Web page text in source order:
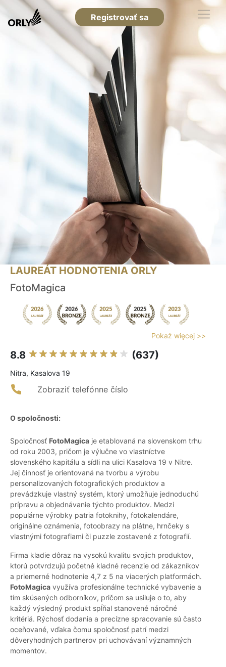
Registrovať sa
LAUREÁT HODNOTENIA ORLY
FotoMagica
Pokaż więcej >>
8.8 (637)
Nitra, Kasalova 19
Zobraziť telefónne číslo
O spoločnosti:
Spoločnosť FotoMagica je etablovaná na slovenskom trhu
od roku 2003, pričom je výlučne vo vlastníctve
slovenského kapitálu a sídli na ulici Kasalova 19 v Nitre.
Jej činnosť je orientovaná na tvorbu a výrobu
personalizovaných fotografických produktov a
prevádzkuje vlastný systém, ktorý umožňuje jednoduchú
prípravu a objednávanie týchto produktov. Medzi
populárne výrobky patria fotoknihy, fotokalendáre,
originálne oznámenia, fotoobrazy na plátne, hrnčeky s
vlastnými fotografiami či puzzle zostavené z fotografií.
Firma kladie dôraz na vysokú kvalitu svojich produktov,
ktorú potvrdzujú početné kladné recenzie od zákazníkov
a priemerné hodnotenie 4,7 z 5 na viacerých platformách.
FotoMagica využíva profesionálne technické vybavenie a
tím skúsených odborníkov, pričom sa usiluje o to, aby
každý výsledný produkt spĺňal stanovené náročné
kritériá. Rýchosť dodania a precízne spracovanie sú často
oceňované, vďaka čomu spoločnosť patrí medzi
dôveryhodných partnerov pri uchovávaní významných
momentov.